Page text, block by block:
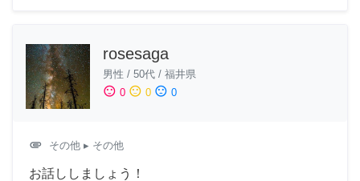
rosesaga
男性 / 50代 / 福井県
sentiment_satisfied 0 sentiment_neutral 0 sentiment_dissatisfied 0
attachment その他 ▸ その他
お話ししましょう！